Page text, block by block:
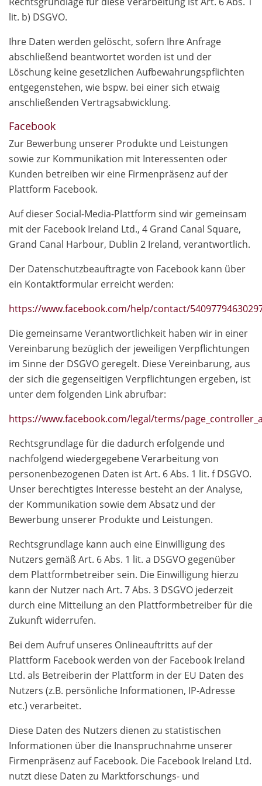
lit. b) DSGVO.
Ihre Daten werden gelöscht, sofern Ihre Anfrage
abschließend beantwortet worden ist und der
Löschung keine gesetzlichen Aufbewahrungspflichten
entgegenstehen, wie bspw. bei einer sich etwaig
anschließenden Vertragsabwicklung.
Facebook
Zur Bewerbung unserer Produkte und Leistungen
sowie zur Kommunikation mit Interessenten oder
Kunden betreiben wir eine Firmenpräsenz auf der
Plattform Facebook.
Auf dieser Social-Media-Plattform sind wir gemeinsam
mit der Facebook Ireland Ltd., 4 Grand Canal Square,
Grand Canal Harbour, Dublin 2 Ireland, verantwortlich.
Der Datenschutzbeauftragte von Facebook kann über
ein Kontaktformular erreicht werden:
https://www.facebook.com/help/contact/
Die gemeinsame Verantwortlichkeit haben wir in einer
Vereinbarung bezüglich der jeweiligen Verpflichtungen
im Sinne der DSGVO geregelt. Diese Vereinbarung, aus
der sich die gegenseitigen Verpflichtungen ergeben, ist
unter dem folgenden Link abrufbar:
https://www.facebook.com/legal/terms/
Rechtsgrundlage für die dadurch erfolgende und
nachfolgend wiedergegebene Verarbeitung von
personenbezogenen Daten ist Art. 6 Abs. 1 lit. f DSGVO.
Unser berechtigtes Interesse besteht an der Analyse,
der Kommunikation sowie dem Absatz und der
Bewerbung unserer Produkte und Leistungen.
Rechtsgrundlage kann auch eine Einwilligung des
Nutzers gemäß Art. 6 Abs. 1 lit. a DSGVO gegenüber
dem Plattformbetreiber sein. Die Einwilligung hierzu
kann der Nutzer nach Art. 7 Abs. 3 DSGVO jederzeit
durch eine Mitteilung an den Plattformbetreiber für die
Zukunft widerrufen.
Bei dem Aufruf unseres Onlineauftritts auf der
Plattform Facebook werden von der Facebook Ireland
Ltd. als Betreiberin der Plattform in der EU Daten des
Nutzers (z.B. persönliche Informationen, IP-Adresse
etc.) verarbeitet.
Diese Daten des Nutzers dienen zu statistischen
Informationen über die Inanspruchnahme unserer
Firmenpräsenz auf Facebook. Die Facebook Ireland Ltd.
nutzt diese Daten zu Marktforschungs- und